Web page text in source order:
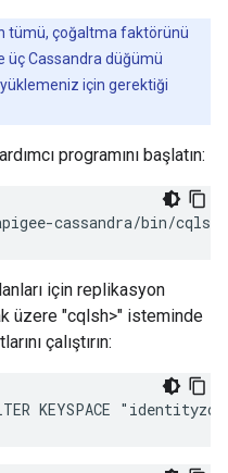
tümü, çoğaltma faktörünü
üç Cassandra düğümü
için gerektiği
programını başlatın:
cassandra/bin/cqlsh
için replikasyon
üzere "cqlsh>" isteminde
çalıştırın:
KEYSPACE